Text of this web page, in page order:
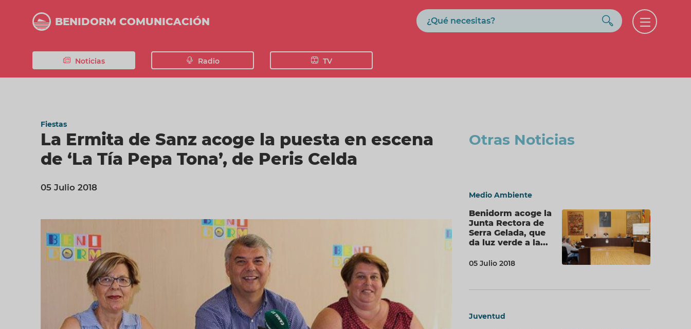
contenido
BENIDORM COMUNICACIÓN
Buscar Buscar
Open
Noticias Radio TV
Fiestas
La Ermita de Sanz acoge la puesta en escena
de ‘La Tía Pepa Tona’, de Peris Celda
05 Julio 2018
Otras Noticias
Medio Ambiente
Benidorm acoge la
Junta Rectora de
Serra Gelada, que
da luz verde a la...
05 Julio 2018
Juventud